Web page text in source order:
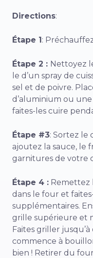
Directions:
Étape 1:
Étape 2 : Nettoyez
le d’un spray de
sel et de poivre.
d’aluminium ou
faites-les cuire
Étape #3: Sortez le
ajoutez la sauce, le
garnitures de votre
Étape 4 : Remettez
dans le four et
supplémentaires.
grille supérieure et
Faites griller
commence à
bien ! Retirer du